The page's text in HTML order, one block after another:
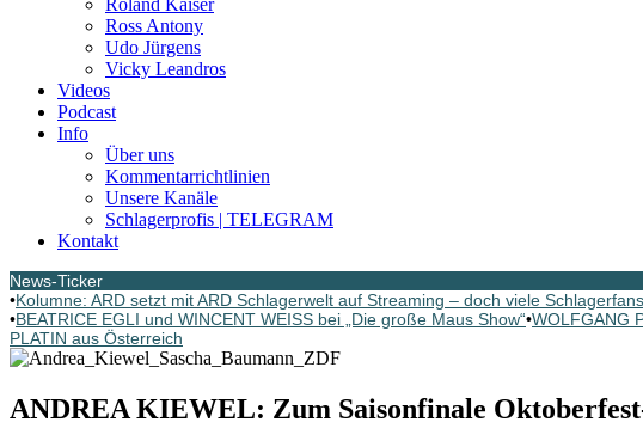
Roland Kaiser
Ross Antony
Udo Jürgens
Vicky Leandros
Videos
Podcast
Info
Über uns
Kommentarrichtlinien
Unsere Kanäle
Schlagerprofis | TELEGRAM
Kontakt
News-Ticker
•Kolumne: ARD setzt mit ARD Schlagerwelt auf Streaming – doch viele
•BEATRICE EGLI und WINCENT WEISS bei „Die große Maus Show“•WOLFGANG
PLATIN aus Österreich
ANDREA KIEWEL: Zum Saisonfinale